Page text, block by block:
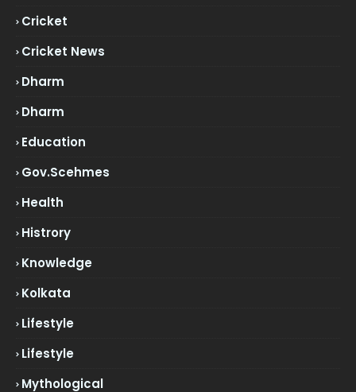
Cricket
Cricket News
Dharm
Dharm
Education
Gov.scehmes
Health
Histrory
Knowledge
Kolkata
Lifestyle
Lifestyle
Mythological